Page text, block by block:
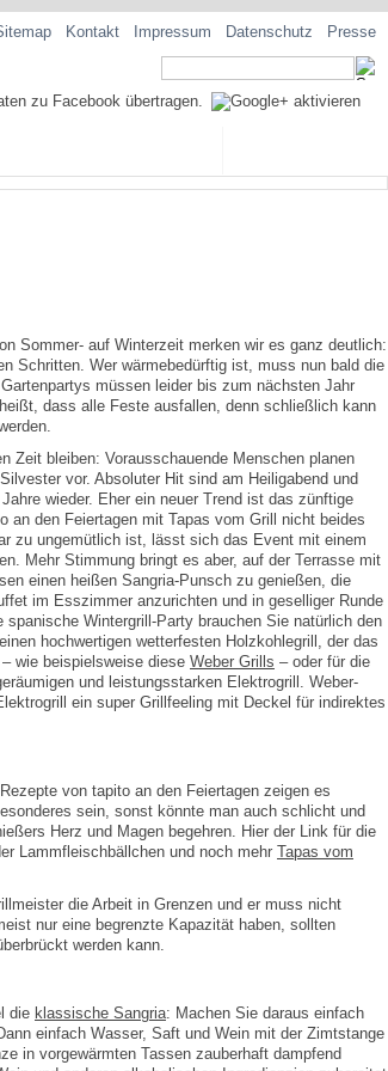
Kontakt Impressum Datenschutz Presse
Sommer- auf Winterzeit merken wir es ganz deutlich:
Schritten. Wer wärmebedürftig ist, muss nun bald die
müssen leider bis zum nächsten Jahr
dass alle Feste ausfallen, denn schließlich kann
Zeit bleiben: Vorausschauende Menschen planen
vor. Absoluter Hit sind am Heiligabend und
wieder. Eher ein neuer Trend ist das zünftige
an den Feiertagen mit Tapas vom Grill nicht beides
zu ungemütlich ist, lässt sich das Event mit einem
Mehr Stimmung bringt es aber, auf der Terrasse mit
einen heißen Sangria-Punsch zu genießen, die
im Esszimmer anzurichten und in geselliger Runde
spanische Wintergrill-Party brauchen Sie natürlich den
hochwertigen wetterfesten Holzkohlegrill, der das
wie beispielsweise diese Weber Grills – oder für die
und leistungsstarken Elektrogrill. Weber-
ein super Grillfeeling mit Deckel für indirektes
von tapito an den Feiertagen zeigen es
sein, sonst könnte man auch schlicht und
Herz und Magen begehren. Hier der Link für die
Lammfleischbällchen und noch mehr Tapas vom
die Arbeit in Grenzen und er muss nicht
nur eine begrenzte Kapazität haben, sollten
werden kann.
die klassische Sangria: Machen Sie daraus einfach
einfach Wasser, Saft und Wein mit der Zimtstange
in vorgewärmten Tassen zauberhaft dampfend